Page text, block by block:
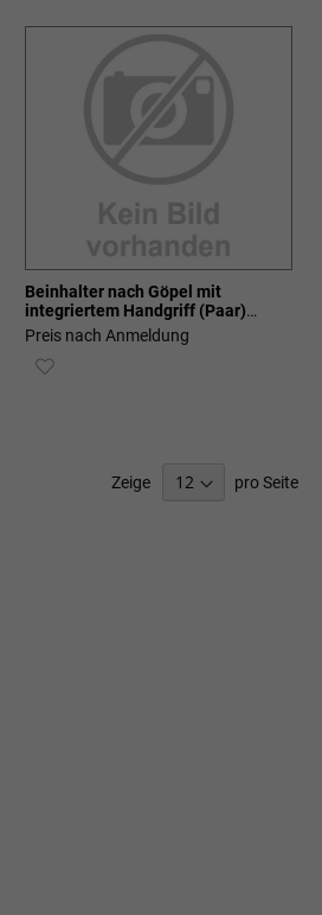
HINZUFÜGEN
Beinhalter nach Göpel mit
integriertem Handgriff (Paar)
101.0457.0
Preis nach Anmeldung
Zeige
pro Seite